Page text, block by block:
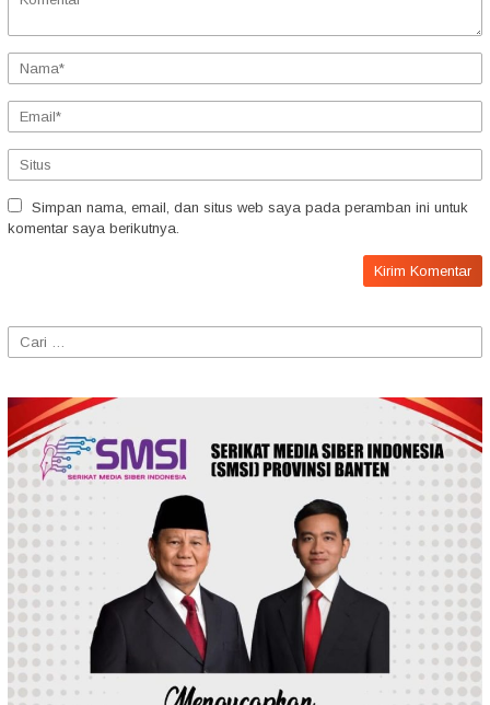
Simpan nama, email, dan situs web saya pada peramban ini untuk
komentar saya berikutnya.
Cari
untuk: